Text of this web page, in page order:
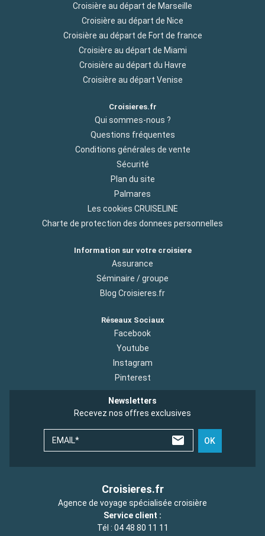
Croisière au départ de Marseille
Croisière au départ de Nice
Croisière au départ de Fort de france
Croisière au départ de Miami
Croisière au départ du Havre
Croisière au départ Venise
Croisieres.fr
Qui sommes-nous ?
Questions fréquentes
Conditions générales de vente
Sécurité
Plan du site
Palmares
Les cookies CRUISELINE
Charte de protection des donnees personnelles
Information sur votre croisiere
Assurance
Séminaire / groupe
Blog Croisieres.fr
Réseaux Sociaux
Facebook
Youtube
Instagram
Pinterest
Newsletters
Recevez nos offres exclusives
EMAIL* OK
Croisieres.fr
Agence de voyage spécialisée croisière
Service client :
Tél : 04 48 80 11 11